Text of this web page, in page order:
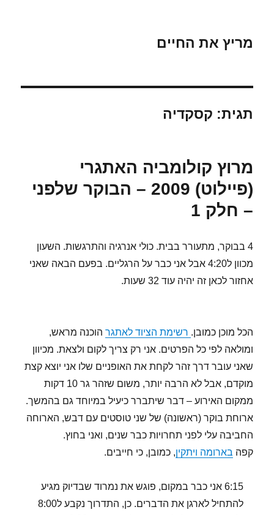
מריץ את החיים
תגית: קסקדיה
מרוץ קולומביה האתגרי
(פיילוט) 2009 – הבוקר שלפני
– חלק 1
4 בבוקר, מתעורר בבית. כולי אנרגיה והתרגשות. השעון
מכוון ל4:20 אבל אני כבר על הרגליים. בפעם הבאה שאני
אחזור לכאן זה יהיה עוד 32 שעות.
הכל מוכן כמובן. רשימת הציוד לאתגר הוכנה מראש,
ומולאה לפי כל הפרטים. אני רק צריך לקום ולצאת. מכיוון
שאני עובר דרך זהר לקחת את האופניים שלו אני יוצא קצת
מוקדם, אבל לא הרבה יותר, משום שזהר גר 10 דקות
ממקום האירוע – דבר שיתברר כיעיל במיוחד גם בהמשך.
ארוחת בוקר (ראשונה) של שני טוסטים עם דבש, הארוחה
החביבה עלי לפני תחרויות כבר שנים, ואני בחוץ.
קפה בארומה ויתקין, כמובן, כי חייבים.
6:15 אני כבר במקום, פוגש את נמרוד שבדיוק מגיע
להתחיל לארגן את הדברים. כן, התדרוך נקבע ל8:00